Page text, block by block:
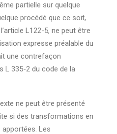
partielle sur quelque
procédé que ce soit,
L122-5, ne peut être
expresse préalable du
une contrefaçon
L 335-2 du code de la
ne peut être présenté
si des transformations en
Les